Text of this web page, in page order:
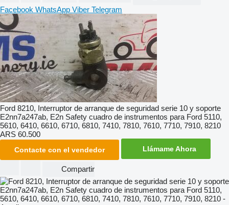
Facebook WhatsApp Viber Telegram
Ford 8210, Interruptor de arranque de seguridad serie 10 y soporte
E2nn7a247ab, E2n Safety cuadro de instrumentos para Ford 5110,
5610, 6410, 6610, 6710, 6810, 7410, 7810, 7610, 7710, 7910, 8210
ARS 60.500
Contacte con el vendedor Llámame Ahora
Compartir